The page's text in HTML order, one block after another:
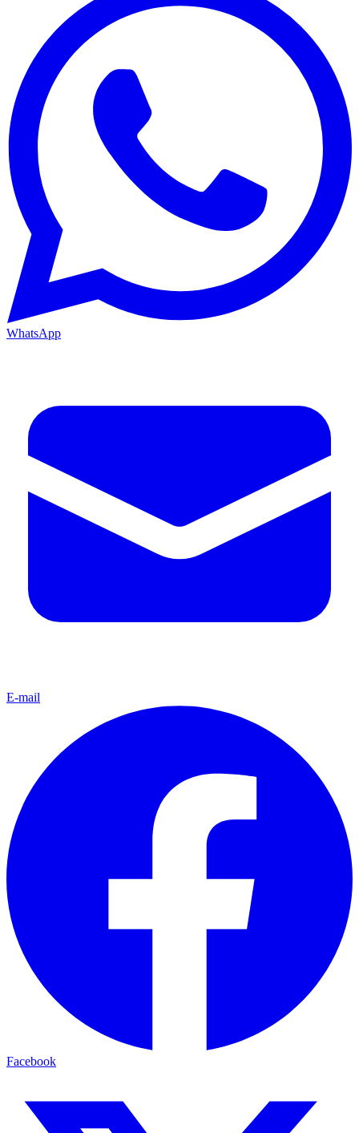
WhatsApp
E-mail
Facebook